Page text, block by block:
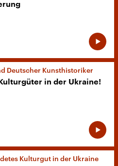
Deutscher Kunsthistoriker
in der Ukraine!
Kulturgut in der Ukraine